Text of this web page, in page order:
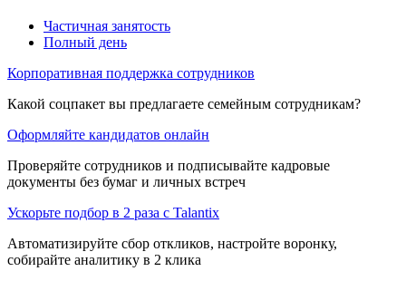
Частичная занятость
Полный день
Корпоративная поддержка сотрудников
Какой соцпакет вы предлагаете семейным сотрудникам?
Оформляйте кандидатов онлайн
Проверяйте сотрудников и подписывайте кадровые
документы без бумаг и личных встреч
Ускорьте подбор в 2 раза с Talantix
Автоматизируйте сбор откликов, настройте воронку,
собирайте аналитику в 2 клика